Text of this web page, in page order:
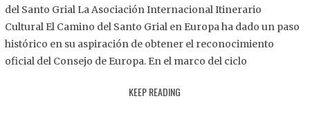
2
2
del Santo Grial La Asociación Internacional Itinerario
Cultural El Camino del Santo Grial en Europa ha dado un paso
histórico en su aspiración de obtener el reconocimiento
oficial del Consejo de Europa. En el marco del ciclo
KEEP READING